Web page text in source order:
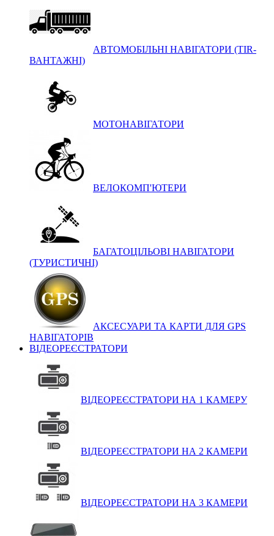
АВТОМОБІЛЬНІ НАВІГАТОРИ (TIR-
ВАНТАЖНІ)
МОТОНАВІГАТОРИ
ВЕЛОКОМП'ЮТЕРИ
БАГАТОЦІЛЬОВІ НАВІГАТОРИ
(ТУРИСТИЧНІ)
АКСЕСУАРИ ТА КАРТИ ДЛЯ GPS
НАВІГАТОРІВ
ВІДЕОРЕЄСТРАТОРИ
ВІДЕОРЕЄСТРАТОРИ НА 1 КАМЕРУ
ВІДЕОРЕЄСТРАТОРИ НА 2 КАМЕРИ
ВІДЕОРЕЄСТРАТОРИ НА 3 КАМЕРИ